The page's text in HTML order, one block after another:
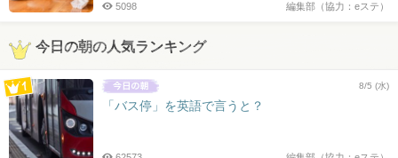
編集部（協力：eステ）
5098
今日の朝の人気ランキング
8/5 (水)
「バス停」を英語で言うと？